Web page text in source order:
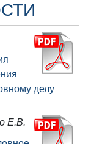
делу
Е.В.